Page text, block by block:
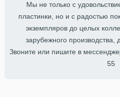
Мы не только с
пластинки, но и с радостью
экземпляров до целых
зарубежного производства,
Звоните или пишите в
55